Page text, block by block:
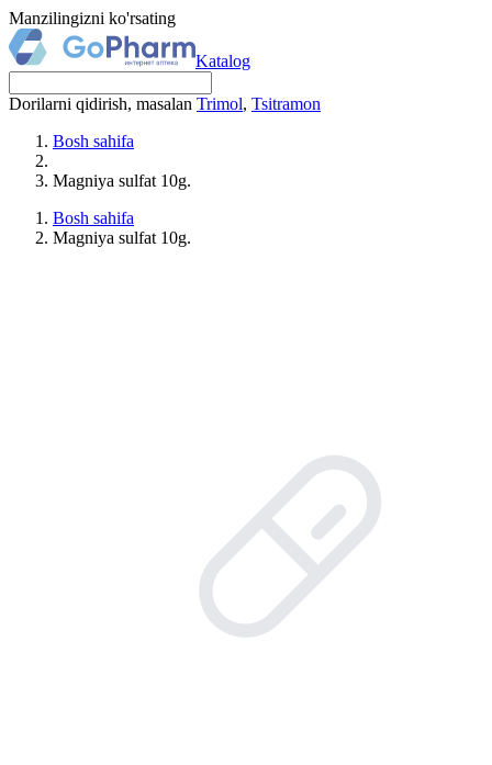
Manzilingizni ko'rsating
Katalog
Dorilarni qidirish, masalan Trimol, Tsitramon
Bosh sahifa
Magniya sulfat 10g.
Bosh sahifa
Magniya sulfat 10g.